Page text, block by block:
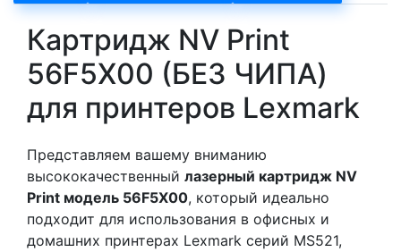
Картридж NV Print
56F5X00 (БЕЗ ЧИПА)
для принтеров Lexmark
Представляем вашему вниманию
высококачественный лазерный картридж NV
Print модель 56F5X00, который идеально
подходит для использования в офисных и
домашних принтерах Lexmark серий MS521,